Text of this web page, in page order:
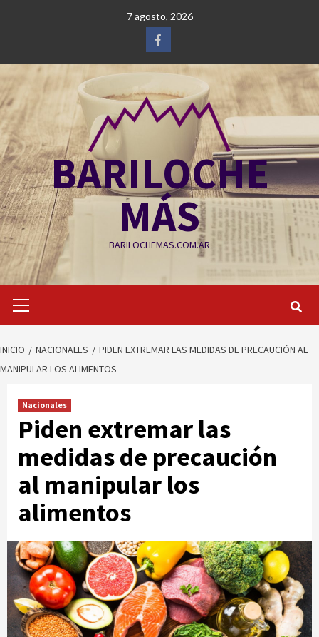
7 agosto, 2026
Facebook
BARILOCHE
MÁS
BARILOCHEMAS.COM.AR
primario
INICIO NACIONALES
PIDEN EXTREMAR LAS MEDIDAS DE PRECAUCIÓN AL
MANIPULAR LOS ALIMENTOS
Nacionales
Piden extremar las
medidas de precaución
al manipular los
alimentos